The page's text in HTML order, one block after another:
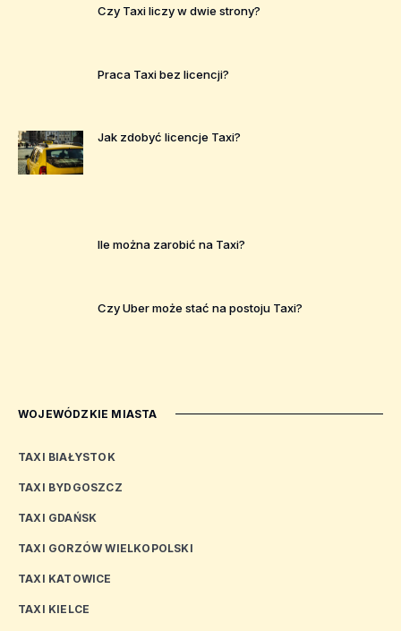
Czy Taxi liczy w dwie strony?
Praca Taxi bez licencji?
Jak zdobyć licencje Taxi?
Ile można zarobić na Taxi?
Czy Uber może stać na postoju Taxi?
WOJEWÓDZKIE MIASTA
TAXI BIAŁYSTOK
TAXI BYDGOSZCZ
TAXI GDAŃSK
TAXI GORZÓW WIELKOPOLSKI
TAXI KATOWICE
TAXI KIELCE